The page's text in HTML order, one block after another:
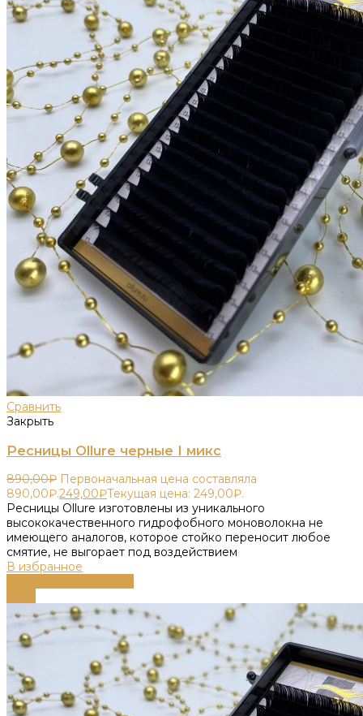
Сравнить
Закрыть
Ресницы Ollure черные I микс
890,00₽ Первоначальная цена составляла
890,00₽.249,00₽Текущая цена: 249,00₽.
Ресницы Ollure изготовлены из уникального
высококачественного гидрофобного моноволокна не
имеющего аналогов, которое стойко переносит любое
смятие, не выгорает под воздействием
В избранное